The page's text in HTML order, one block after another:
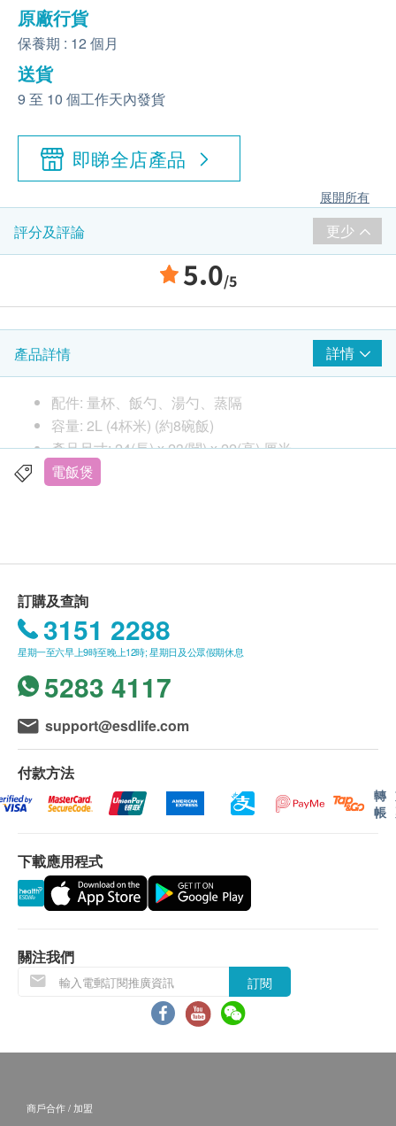
原廠行貨
保養期 : 12 個月
送貨
9 至 10 個工作天內發貨
即睇全店產品
展開所有
評分及評論 更少
5.0/5
產品詳情 詳情
配件: 量杯、飯勺、湯勺、蒸隔
容量: 2L (4杯米) (約8碗飯)
產品尺寸: 24(長) x 23(闊) x 22(高) 厘米
功率: 220V-240V~50/60Hz, 400W-480W
電飯煲
訂購及查詢
3151 2288
星期一至六早上9時至晚上12時; 星期日及公眾假期休息
5283 4117
support@esdlife.com
付款方法
轉
帳
下載應用程式
關注我們
訂閱
商戶合作 / 加盟